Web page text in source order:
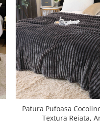
Patura Pufoasa
Textura Reiata,